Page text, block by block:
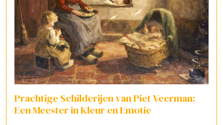
Prachtige Schilderijen van Piet Veerman:
Een Meester in Kleur en Emotie